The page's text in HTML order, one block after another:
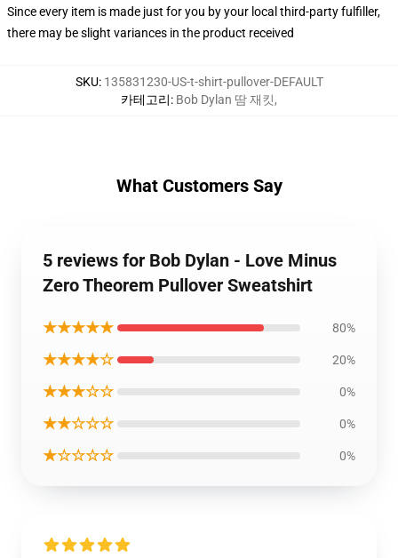
Since every item is made just for you by your local third-party fulfiller,
there may be slight variances in the product received
SKU: 135831230-US-t-shirt-pullover-DEFAULT
카테고리: Bob Dylan 땀 재킷,
What Customers Say
5 reviews for Bob Dylan - Love Minus
Zero Theorem Pullover Sweatshirt
★★★★★ 80%
★★★★☆ 20%
★★★☆☆ 0%
★★☆☆☆ 0%
★☆☆☆☆ 0%